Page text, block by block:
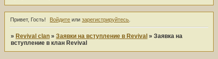
Привет, Гость! Войдите илизарегистрируйтесь
»Revival clan »Заявки на вступление в Revival »Заявка на
вступление в клан Revival